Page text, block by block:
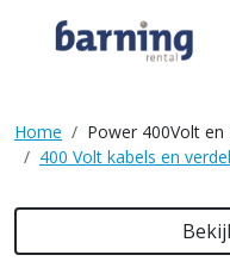
Home
Power 400Volt en
400 Volt kabels en